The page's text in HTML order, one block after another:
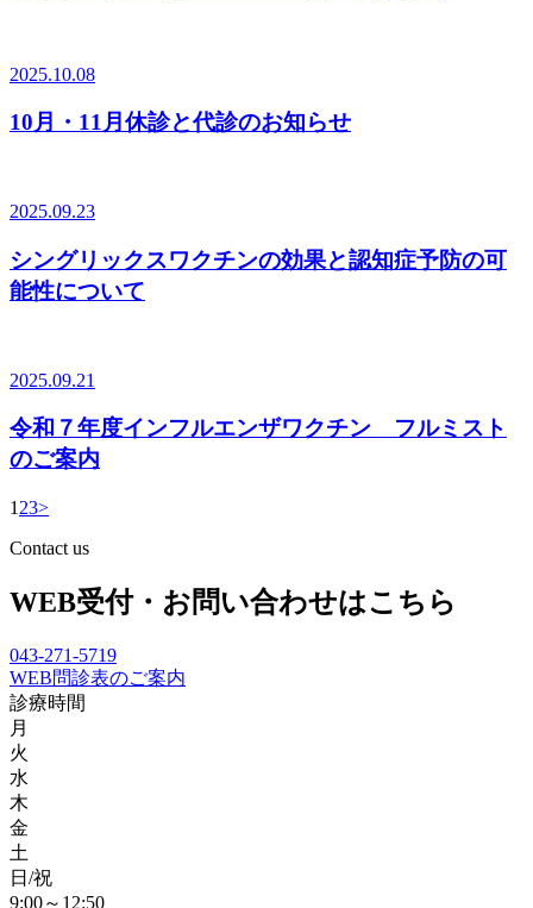
2025.10.08
10月・11月休診と代診のお知らせ
2025.09.23
シングリックスワクチンの効果と認知症予防の可
能性について
2025.09.21
令和７年度インフルエンザワクチン フルミスト
のご案内
1 23>
Contact us
WEB受付・お問い合わせはこちら
043-271-5719
WEB問診表のご案内
診療時間
月
火
水
木
金
土
日/祝
9:00～12:50